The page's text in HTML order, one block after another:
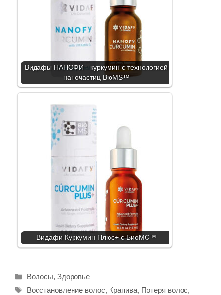
Видафы НАНОФИ - куркумин с технологией
наночастиц BioMS™
Видафи Куркумин Плюс+ с БиоМС™
Рубрики
Волосы, Здоровье
Метки
Восстановление волос, Крапива, Потеря волос,